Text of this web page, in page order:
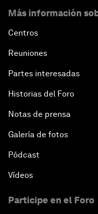
Más información
Centros
Reuniones
Partes interesadas
Historias del Foro
Notas de prensa
Galería de fotos
Pódcast
Vídeos
Participe en el Foro